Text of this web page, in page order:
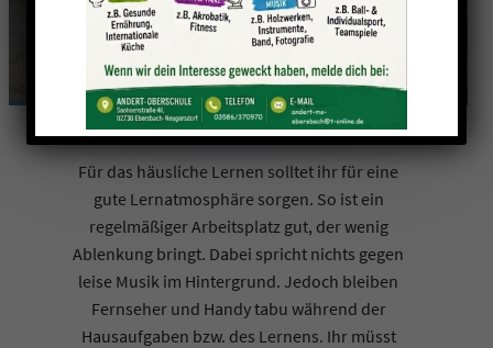
Für das häusliche Lernen solltet ihr für eine
gute Lernatmosphäre sorgen. So ist ein
regelmäßiger Arbeitsplatz gut, der wenig
Ablenkung bringt. Dabei spricht nichts gegen
leise Musik im Hintergrund. Jedoch bleiben
Fernseher und Handy tabu während der
Hausaufgaben bzw. des Lernens. Ihr müsst